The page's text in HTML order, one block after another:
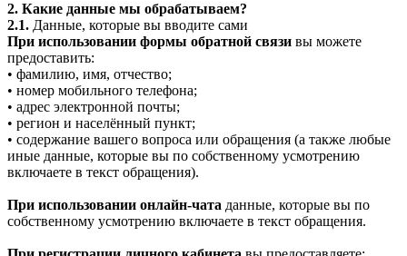
2. Какие данные мы обрабатываем?
2.1. Данные, которые вы вводите сами
При использовании формы обратной связи вы можете
предоставить:
• фамилию, имя, отчество;
• номер мобильного телефона;
• адрес электронной почты;
• регион и населённый пункт;
• содержание вашего вопроса или обращения (а также любые
иные данные, которые вы по собственному усмотрению
включаете в текст обращения).
При использовании онлайн-чата данные, которые вы по
собственному усмотрению включаете в текст обращения.